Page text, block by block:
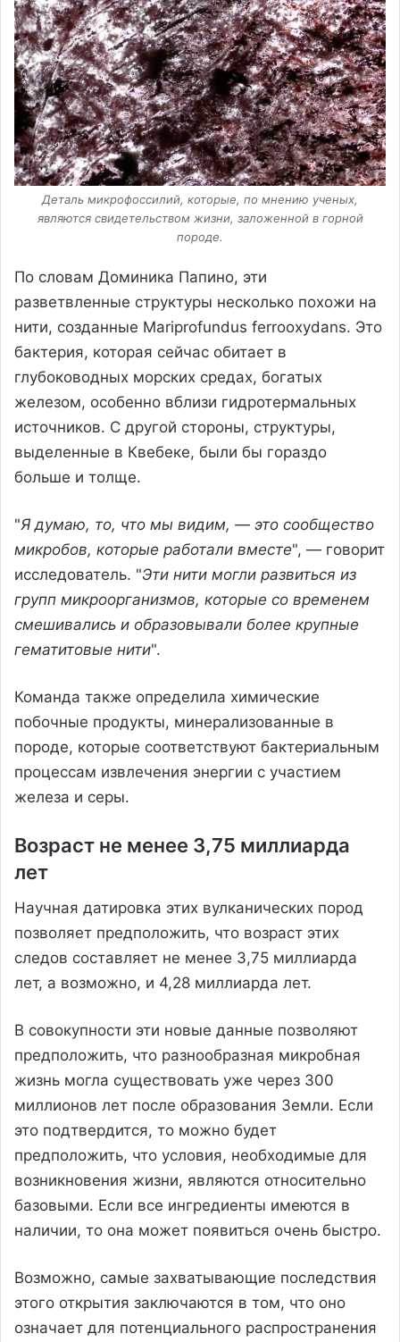
Деталь микрофоссилий, которые, по мнению ученых,
являются свидетельством жизни, заложенной в горной
породе.
По словам Доминика Папино, эти
разветвленные структуры несколько похожи на
нити, созданные Mariprofundus ferrooxydans. Это
бактерия, которая сейчас обитает в
глубоководных морских средах, богатых
железом, особенно вблизи гидротермальных
источников. С другой стороны, структуры,
выделенные в Квебеке, были бы гораздо
больше и толще.
"Я думаю, то, что мы видим, — это сообщество
микробов, которые работали вместе", — говорит
исследователь. "Эти нити могли развиться из
групп микроорганизмов, которые со временем
смешивались и образовывали более крупные
гематитовые нити".
Команда также определила химические
побочные продукты, минерализованные в
породе, которые соответствуют бактериальным
процессам извлечения энергии с участием
железа и серы.
Возраст не менее 3,75 миллиарда
лет
Научная датировка этих вулканических пород
позволяет предположить, что возраст этих
следов составляет не менее 3,75 миллиарда
лет, а возможно, и 4,28 миллиарда лет.
В совокупности эти новые данные позволяют
предположить, что разнообразная микробная
жизнь могла существовать уже через 300
миллионов лет после образования Земли. Если
это подтвердится, то можно будет
предположить, что условия, необходимые для
возникновения жизни, являются относительно
базовыми. Если все ингредиенты имеются в
наличии, то она может появиться очень быстро.
Возможно, самые захватывающие последствия
этого открытия заключаются в том, что оно
означает для потенциального распространения